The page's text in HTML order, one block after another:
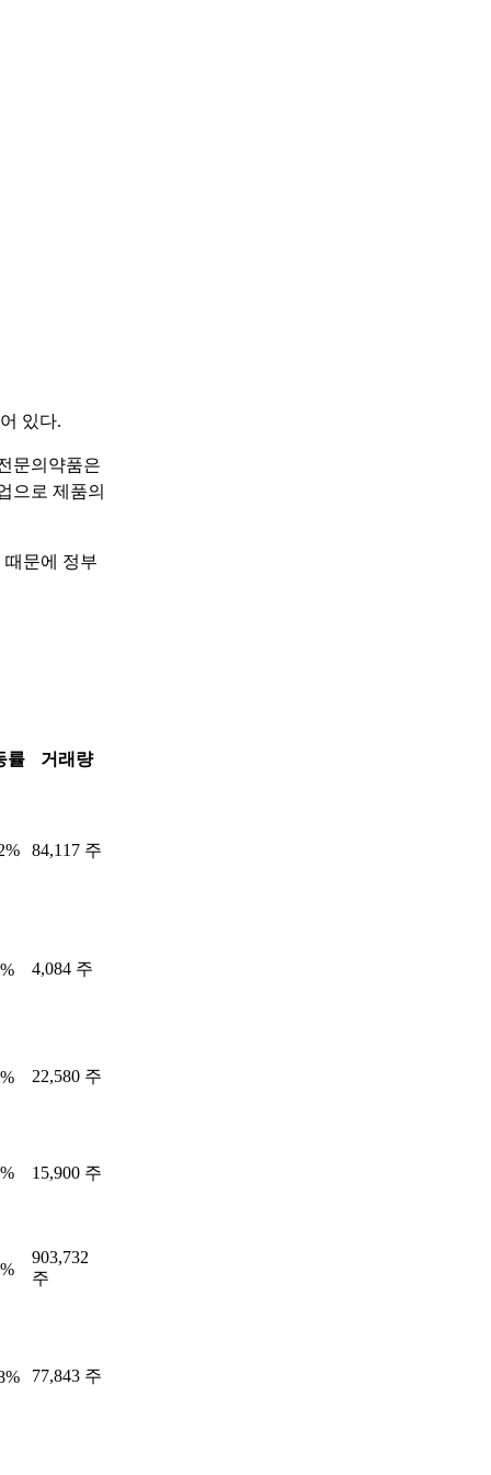
있다.
문의약품은
으로 제품의
문에 정부
률 거래량
84,117 주
4,084 주
22,580 주
15,900 주
903,732
주
77,843 주